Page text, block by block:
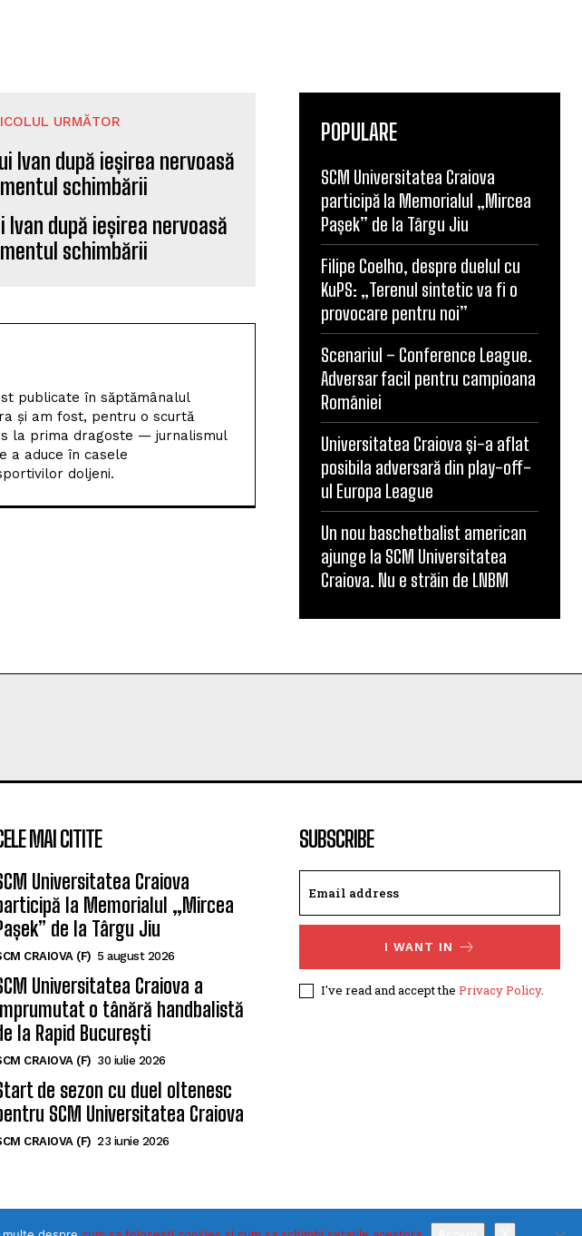
URMĂTOR
Ivan după ieșirea nervoasă
schimbării
publicate în săptămânalul
și am fost, pentru o scurtă
la prima dragoste — jurnalismul
a aduce în casele
doljeni.
POPULARE
SCM Universitatea Craiova
participă la Memorialul „Mircea
Pașek” de la Târgu Jiu
Filipe Coelho, despre duelul cu
KuPS: „Terenul sintetic va fi o
provocare pentru noi”
Scenariul – Conference League.
Adversar facil pentru campioana
României
Universitatea Craiova și-a aflat
posibila adversară din play-off-
ul Europa League
Un nou baschetbalist american
ajunge la SCM Universitatea
Craiova. Nu e străin de LNBM
MAI CITITE
Universitatea Craiova
la Memorialul „Mircea
de la Târgu Jiu
CRAIOVA (F) 5 august 2026
Universitatea Craiova a
o tânără handbalistă
la Rapid București
CRAIOVA (F) 30 iulie 2026
de sezon cu duel oltenesc
SCM Universitatea Craiova
CRAIOVA (F) 23 iunie 2026
SUBSCRIBE
I WANT IN
I've read and accept the Privacy Policy.